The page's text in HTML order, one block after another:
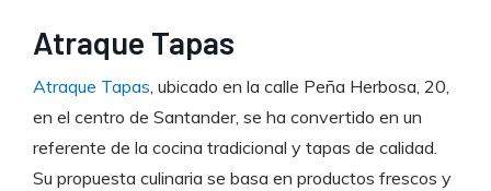
Atraque Tapas
Atraque Tapas, ubicado en la calle Peña Herbosa, 20,
en el centro de Santander, se ha convertido en un
referente de la cocina tradicional y tapas de calidad.
Su propuesta culinaria se basa en productos frescos y